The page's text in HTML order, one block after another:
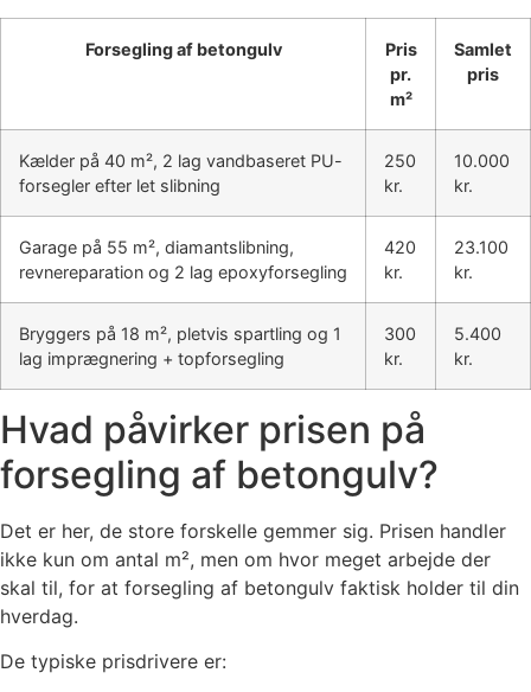
Forsegling af betongulv
Pris
pr.
m²
Samlet
pris
Kælder på 40 m², 2 lag vandbaseret PU-
forsegler efter let slibning
250
kr.
10.000
kr.
Garage på 55 m², diamantslibning,
revnereparation og 2 lag epoxyforsegling
420
kr.
23.100
kr.
Bryggers på 18 m², pletvis spartling og 1
lag imprægnering + topforsegling
300
kr.
5.400
kr.
Hvad påvirker prisen på
forsegling af betongulv?
Det er her, de store forskelle gemmer sig. Prisen handler
ikke kun om antal m², men om hvor meget arbejde der
skal til, for at forsegling af betongulv faktisk holder til din
hverdag.
De typiske prisdrivere er: